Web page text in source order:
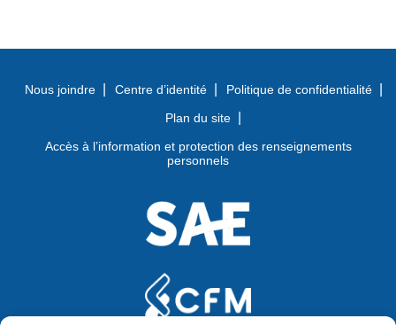
Nous joindre Centre d’identité
Politique de confidentialité
Plan du site
Accès à l’information et protection des renseignements
personnels